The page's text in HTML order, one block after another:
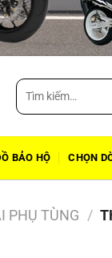
Tìm
kiếm:
BẢO HỘ CHỌN
PHỤ TÙNG /